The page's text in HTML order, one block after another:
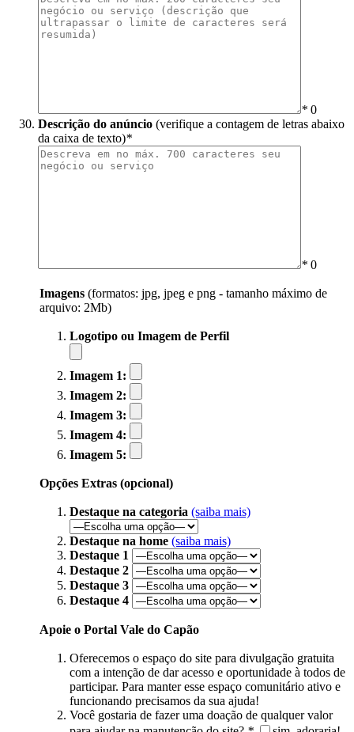
* 0
Descrição do anúncio (verifique a contagem de letras abaixo
da caixa de texto)*
* 0
Imagens (formatos: jpg, jpeg e png - tamanho máximo de
arquivo: 2Mb)
Logotipo ou Imagem de Perfil
Imagem 1:
Imagem 2:
Imagem 3:
Imagem 4:
Imagem 5:
Opções Extras (opcional)
Destaque na categoria (saiba mais)
Destaque na home (saiba mais)
Destaque 1
Destaque 2
Destaque 3
Destaque 4
Apoie o Portal Vale do Capão
Oferecemos o espaço do site para divulgação gratuita
com a intenção de dar acesso e oportunidade à todos de
participar. Para manter esse espaço comunitário ativo e
funcionando precisamos da sua ajuda!
Você gostaria de fazer uma doação de qualquer valor